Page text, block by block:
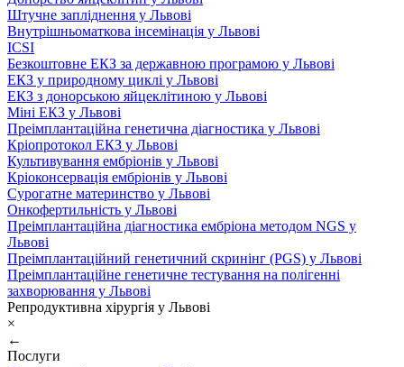
Штучне запліднення у Львові
Внутрішньоматкова інсемінація у Львові
ICSI
Безкоштовне ЕКЗ за державною програмою у Львові
ЕКЗ у природному циклі у Львові
ЕКЗ з донорською яйцеклітиною у Львові
Міні ЕКЗ у Львові
Преімплантаційна генетична діагностика у Львові
Кріопротокол ЕКЗ у Львові
Культивування ембріонів у Львові
Кріоконсервація ембріонів у Львові
Сурогатне материнство у Львові
Онкофертильність у Львові
Преімплантаційна діагностика ембріона методом NGS у
Львові
Преімплантаційний генетичний скринінг (PGS) у Львові
Преімплантаційне генетичне тестування на полігенні
захворювання у Львові
Репродуктивна хірургія у Львові
×
←
Послуги